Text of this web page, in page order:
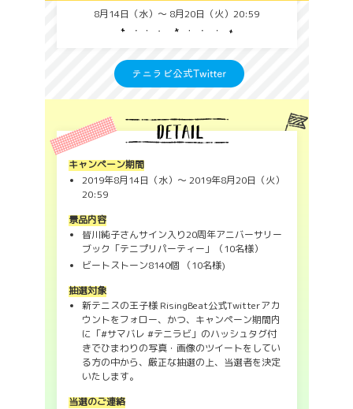
8月14日（水）〜 8月20日（火）20:59
キャンペーン期間
2019年8月14日（水）〜 2019年8月20日（火）
20:59
景品内容
皆川純子さんサイン入り20周年アニバーサリー
ブック「テニプリパーティー」（10名様）
ビートストーン8140個 （10名様)
抽選対象
新テニスの王子様 RisingBeat公式Twitterアカ
ウントをフォロー、かつ、キャンペーン期間内
に「#サマバレ #テニラビ」のハッシュタグ付
きでひまわりの写真・画像のツイートをしてい
る方の中から、厳正な抽選の上、当選者を決定
いたします。
当選のご連絡